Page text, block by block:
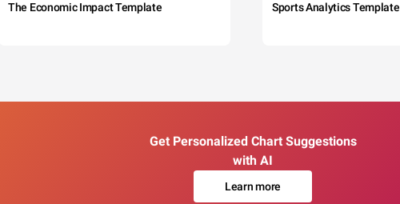
The Economic Impact Template Sports Analytics Template
Get Personalized Chart Suggestions
with AI
Learn more